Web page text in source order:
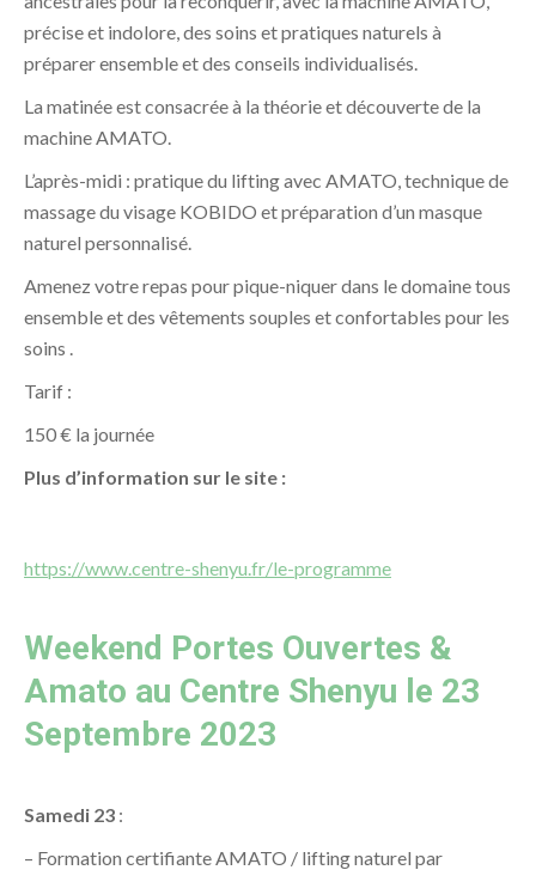
précise et indolore, des soins et pratiques naturels à
préparer ensemble et des conseils individualisés.
La matinée est consacrée à la théorie et découverte de la
machine AMATO.
L’après-midi : pratique du lifting avec AMATO, technique de
massage du visage KOBIDO et préparation d’un masque
naturel personnalisé.
Amenez votre repas pour pique-niquer dans le domaine tous
ensemble et des vêtements souples et confortables pour les
soins .
Tarif :
150 € la journée
Plus d’information sur le site :
https://www.centre-shenyu.fr/le-programme
Weekend Portes Ouvertes &
Amato au Centre Shenyu le 23
Septembre 2023
Samedi 23 :
– Formation certifiante AMATO / lifting naturel par